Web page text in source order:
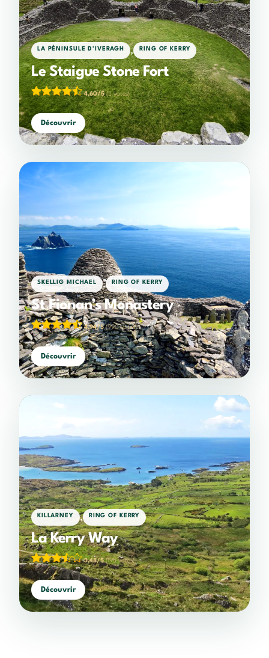
LA PÉNINSULE D'IVERAGH , RING OF KERRY
Le Staigue Stone Fort
4,60/5(5 votes)
Découvrir
SKELLIG MICHAEL , RING OF KERRY
St Fionan’s Monastery
4,94/5(990 votes)
Découvrir
KILLARNEY , RING OF KERRY
La Kerry Way
3,48/5(195 votes)
Découvrir